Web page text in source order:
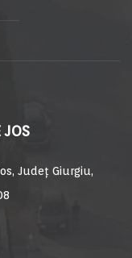
JOS
Județ Giurgiu,